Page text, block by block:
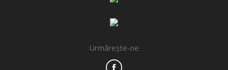
Urmărește-ne